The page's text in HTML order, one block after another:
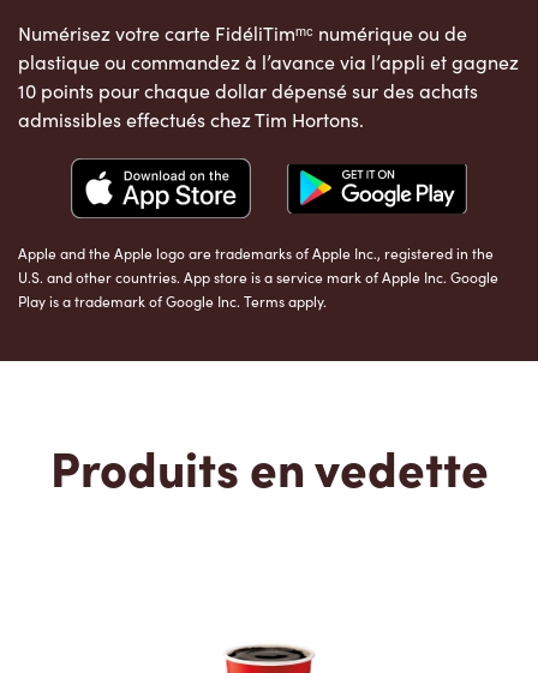
Numérisez votre carte FidéliTimᵐᶜ numérique ou de
plastique ou commandez à l’avance via l’appli et gagnez
10 points pour chaque dollar dépensé sur des achats
admissibles effectués chez Tim Hortons.
Apple and the Apple logo are trademarks of Apple Inc., registered in the
U.S. and other countries. App store is a service mark of Apple Inc. Google
Play is a trademark of Google Inc. Terms apply.
Produits en vedette